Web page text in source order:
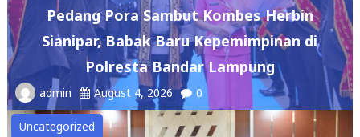
Pedang Pora Sambut Kombes Herbin
Sianipar, Babak Baru Kepemimpinan di
Polresta Bandar Lampung
admin August 4, 2026 0
Uncategorized